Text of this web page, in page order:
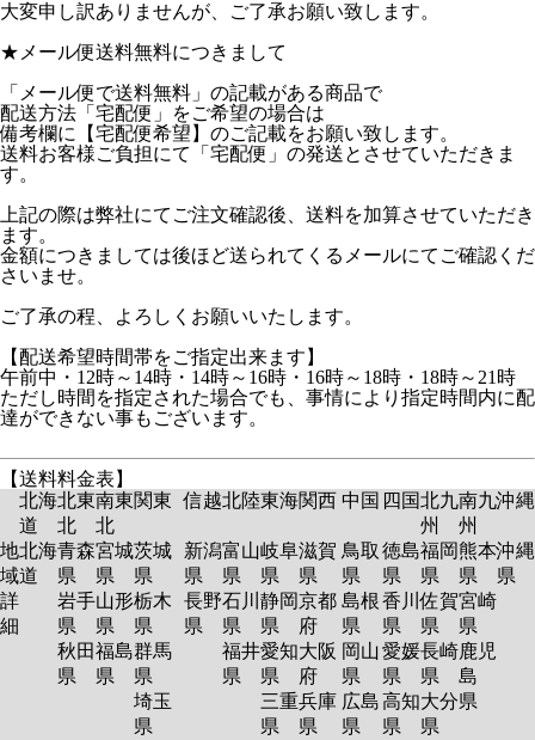
大変申し訳ありませんが、ご了承お願い致します。
★メール便送料無料につきまして
「メール便で送料無料」の記載がある商品で
配送方法「宅配便」をご希望の場合は
備考欄に【宅配便希望】のご記載をお願い致します。
送料お客様ご負担にて「宅配便」の発送とさせていただきま
す。
上記の際は弊社にてご注文確認後、送料を加算させていただき
ます。
金額につきましては後ほど送られてくるメールにてご確認くだ
さいませ。
ご了承の程、よろしくお願いいたします。
【配送希望時間帯をご指定出来ます】
午前中・12時～14時・14時～16時・16時～18時・18時～21時
ただし時間を指定された場合でも、事情により指定時間内に配
達ができない事もございます。
【送料料金表】
北海
道
北東
北
南東
北
関東 信越北陸東海関西 中国 四国北九
州
南九
州
沖縄
地
域
詳
細
北海
道
青森
県
岩手
県
秋田
県
宮城
県
山形
県
福島
県
茨城
県
栃木
県
群馬
県
埼玉
県
新潟
県
長野
県
富山
県
石川
県
福井
県
岐阜
県
静岡
県
愛知
県
三重
県
滋賀
県
京都
府
大阪
府
兵庫
県
鳥取
県
島根
県
岡山
県
広島
県
徳島
県
香川
県
愛媛
県
高知
県
福岡
県
佐賀
県
長崎
県
大分
県
熊本
県
宮崎
県
鹿児
島
県
沖縄
県